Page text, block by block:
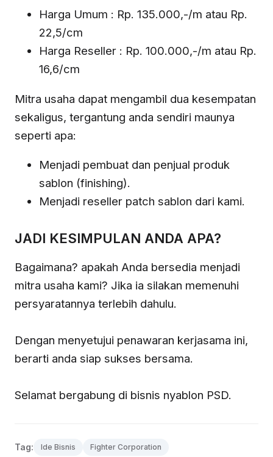
Harga Umum : Rp. 135.000,-/m atau Rp.
22,5/cm
Harga Reseller : Rp. 100.000,-/m atau Rp.
16,6/cm
Mitra usaha dapat mengambil dua kesempatan
sekaligus, tergantung anda sendiri maunya
seperti apa:
Menjadi pembuat dan penjual produk
sablon (finishing).
Menjadi reseller patch sablon dari kami.
JADI KESIMPULAN ANDA APA?
Bagaimana? apakah Anda bersedia menjadi
mitra usaha kami? Jika ia silakan memenuhi
persyaratannya terlebih dahulu.
Dengan menyetujui penawaran kerjasama ini,
berarti anda siap sukses bersama.
Selamat bergabung di bisnis nyablon PSD.
Tag: Ide Bisnis Fighter Corporation